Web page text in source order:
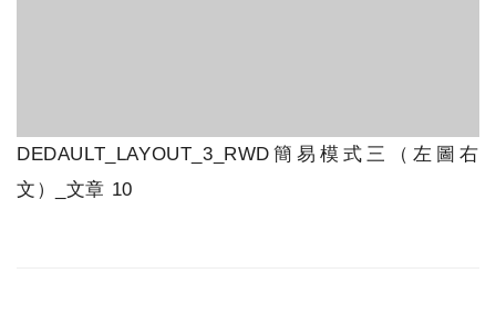
DEDAULT_LAYOUT_3_RWD簡易模式三（左圖右
文）_文章 10